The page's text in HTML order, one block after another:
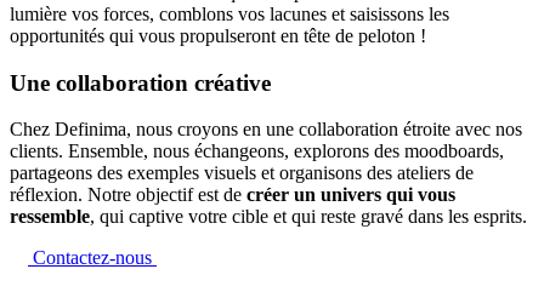
lumière vos forces, comblons vos lacunes et saisissons les
opportunités qui vous propulseront en tête de peloton !
Une collaboration créative
Chez Definima, nous croyons en une collaboration étroite avec nos
clients. Ensemble, nous échangeons, explorons des moodboards,
partageons des exemples visuels et organisons des ateliers de
réflexion. Notre objectif est de créer un univers qui vous
ressemble, qui captive votre cible et qui reste gravé dans les esprits.
Contactez-nous